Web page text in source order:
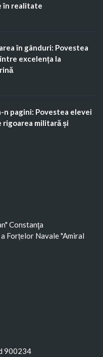
în realitate
în gânduri: Povestea
excelența la
n pagini: Povestea elevei
rigoarea militară și
Constanţa
Forțelor Navale "Amiral
900234